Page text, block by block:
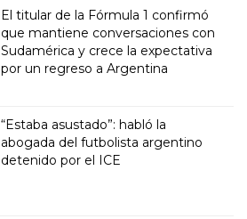
El titular de la Fórmula 1 confirmó
que mantiene conversaciones con
Sudamérica y crece la expectativa
por un regreso a Argentina
“Estaba asustado”: habló la
abogada del futbolista argentino
detenido por el ICE